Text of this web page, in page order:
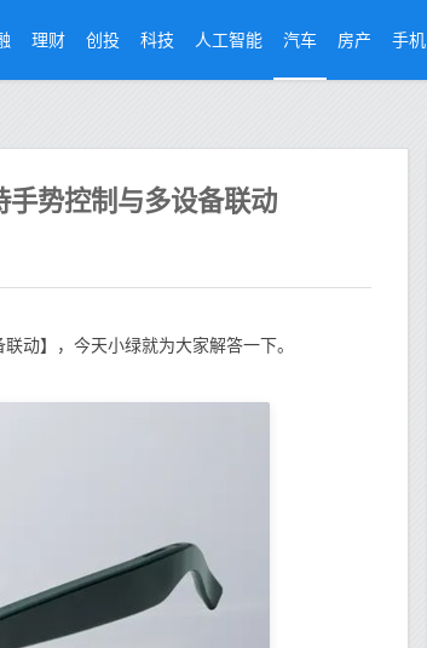
理财 创投 科技 人工智能 汽车 房产 手机
势控制与多设备联动
动】，今天小绿就为大家解答一下。